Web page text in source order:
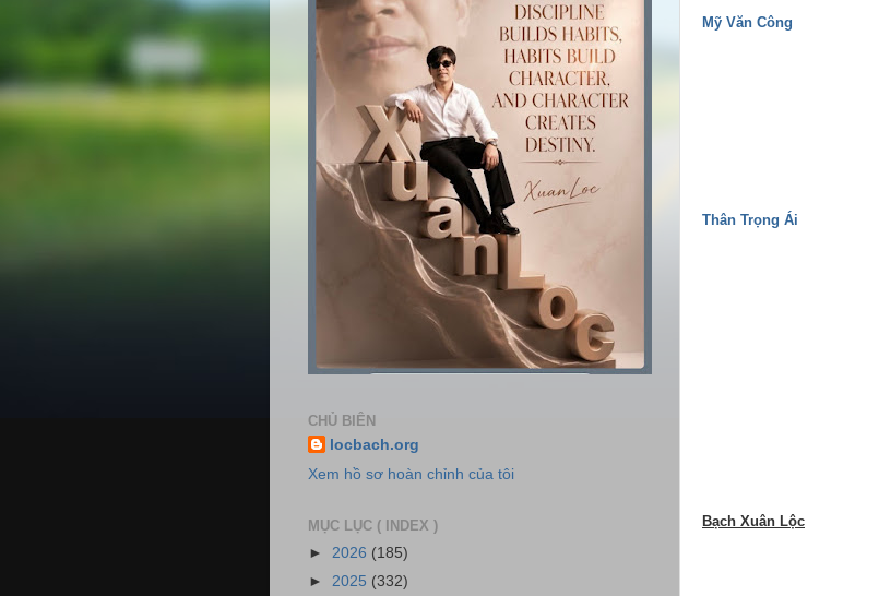
Mỹ Văn Công
Thân Trọng Ái
Bạch Xuân Lộc
CHỦ BIÊN
locbach.org
Xem hồ sơ hoàn chỉnh của tôi
MỤC LỤC ( INDEX )
► 2026 (185)
► 2025 (332)